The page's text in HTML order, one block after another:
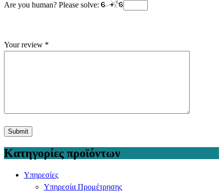
Are you human? Please solve:
Your review *
Κατηγορίες προϊόντων
Υπηρεσίες
Υπηρεσία Προμέτρησης